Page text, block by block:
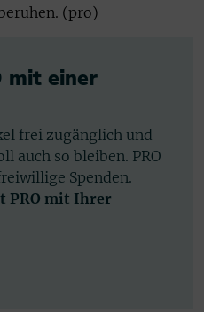
(pro)
mit einer
frei zugänglich und
auch so bleiben. PRO
Spenden.
PRO mit Ihrer